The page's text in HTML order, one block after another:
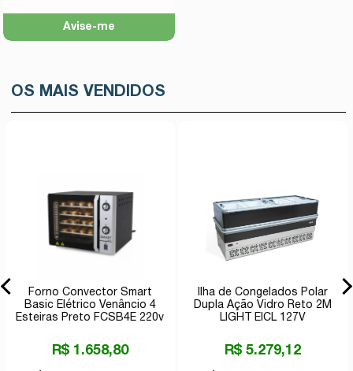
Avise-me
OS MAIS VENDIDOS
Forno Convector Smart
Basic Elétrico Venâncio 4
Esteiras Preto FCSB4E 220v
R$ 1.658,80
Ilha de Congelados Polar
Dupla Ação Vidro Reto 2M
LIGHT EICL 127V
R$ 5.279,12